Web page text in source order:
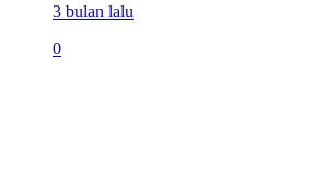
3 bulan lalu
0